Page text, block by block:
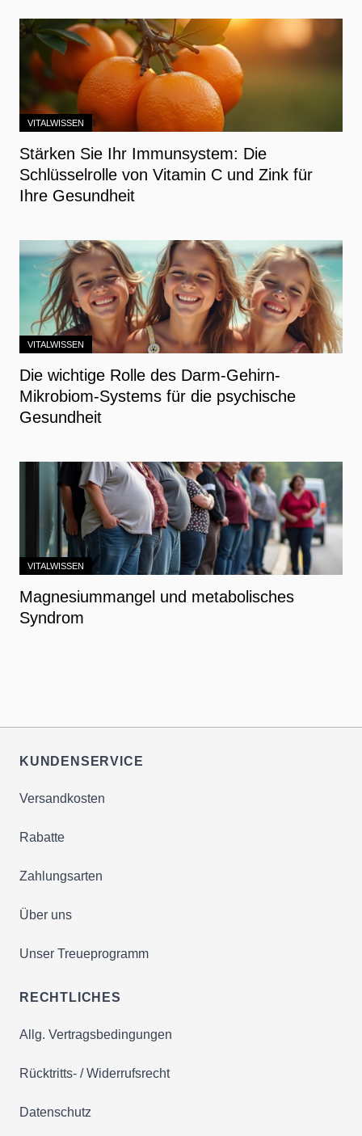
VITALWISSEN
Stärken Sie Ihr Immunsystem: Die
Schlüsselrolle von Vitamin C und Zink für
Ihre Gesundheit
VITALWISSEN
Die wichtige Rolle des Darm-Gehirn-
Mikrobiom-Systems für die psychische
Gesundheit
VITALWISSEN
Magnesiummangel und metabolisches
Syndrom
KUNDENSERVICE
Versandkosten
Rabatte
Zahlungsarten
Über uns
Unser Treueprogramm
RECHTLICHES
Allg. Vertragsbedingungen
Rücktritts- / Widerrufsrecht
Datenschutz